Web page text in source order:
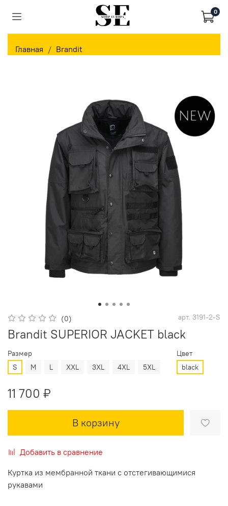
0
Главная Brandit
(0) арт. 3191-2-S
Brandit SUPERIOR JACKET black
Размер
S
M L XXL 3XL 4XL 5XL
Цвет
black
11 700 ₽
В корзину
Добавить в сравнение
Куртка из мембранной ткани с отстегивающимися
рукавами